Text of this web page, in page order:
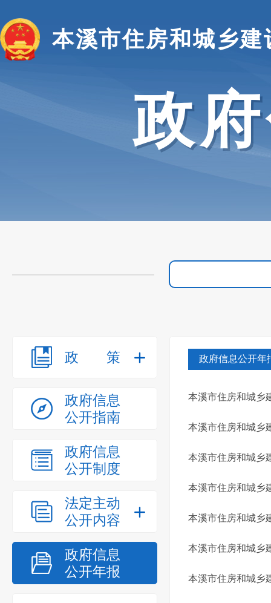
本溪市住房和城乡建
政
政策
政府信息
公开指南
政府信息
公开制度
法定主动
公开内容
政府信息
公开年报
政府信息公开年
本溪市住房和城乡
本溪市住房和城乡
本溪市住房和城乡
本溪市住房和城乡
本溪市住房和城乡
本溪市住房和城乡
本溪市住房和城乡